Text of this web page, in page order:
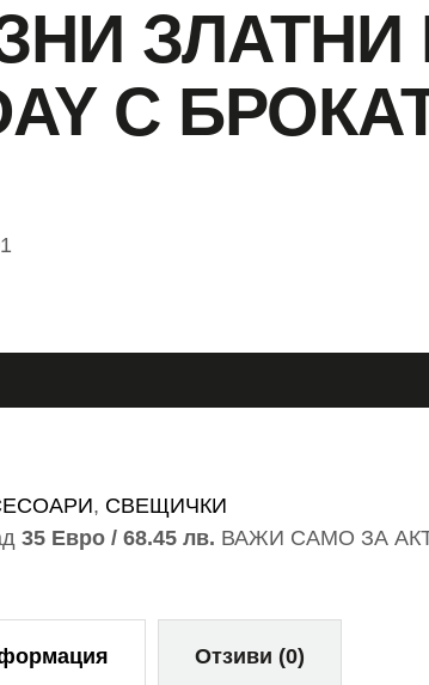
ЗЛАТНИ
С
, СВЕЩИЧКИ
35 Евро / 68.45 лв. ВАЖИ САМО ЗА
Отзиви (0)